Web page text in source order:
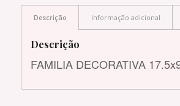
Descrição Informação adicional
Descrição
FAMILIA DECORATIVA